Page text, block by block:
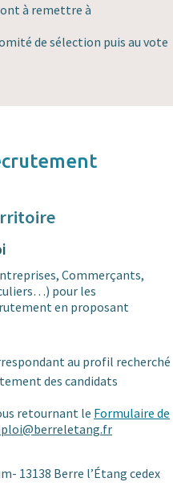
à remettre à
de sélection puis au vote
Commerçants,
pour les
en proposant
au profil recherché
des candidats
retournant le Formulaire de
13138 Berre l’Étang cedex